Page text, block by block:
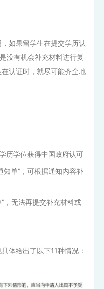
如果留学生在提交学历认
没有机会补充材料进行复
认证时，就尽可能齐全地
历学位获得中国政府认可
单”，可根据通知内容补
，无法再提交补充材料或
体给出了以下11种情况：